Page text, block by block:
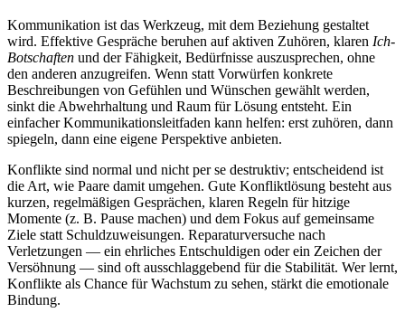
Kommunikation ist das Werkzeug, mit dem Beziehung gestaltet
wird. Effektive Gespräche beruhen auf aktiven Zuhören, klaren Ich-
Botschaften und der Fähigkeit, Bedürfnisse auszusprechen, ohne
den anderen anzugreifen. Wenn statt Vorwürfen konkrete
Beschreibungen von Gefühlen und Wünschen gewählt werden,
sinkt die Abwehrhaltung und Raum für Lösung entsteht. Ein
einfacher Kommunikationsleitfaden kann helfen: erst zuhören, dann
spiegeln, dann eine eigene Perspektive anbieten.
Konflikte sind normal und nicht per se destruktiv; entscheidend ist
die Art, wie Paare damit umgehen. Gute Konfliktlösung besteht aus
kurzen, regelmäßigen Gesprächen, klaren Regeln für hitzige
Momente (z. B. Pause machen) und dem Fokus auf gemeinsame
Ziele statt Schuldzuweisungen. Reparaturversuche nach
Verletzungen — ein ehrliches Entschuldigen oder ein Zeichen der
Versöhnung — sind oft ausschlaggebend für die Stabilität. Wer lernt,
Konflikte als Chance für Wachstum zu sehen, stärkt die emotionale
Bindung.